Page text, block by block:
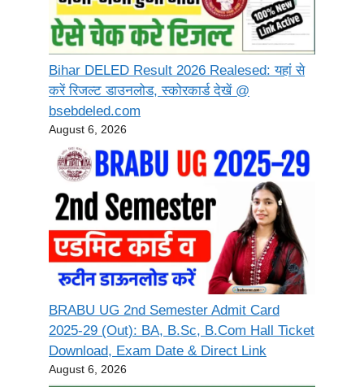
Bihar DELED Result 2026 Realesed: यहां से
करें रिजल्ट डाउनलोड, स्कोरकार्ड देखें @
bsebdeled.com
August 6, 2026
BRABU UG 2nd Semester Admit Card
2025-29 (Out): BA, B.Sc, B.Com Hall Ticket
Download, Exam Date & Direct Link
August 6, 2026